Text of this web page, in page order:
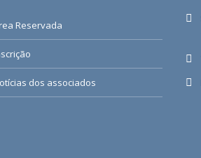
Reservada
dos associados